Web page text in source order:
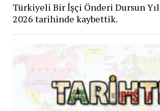
Türkiyeli Bir İşçi Önderi Dursun
2026 tarihinde kaybettik.